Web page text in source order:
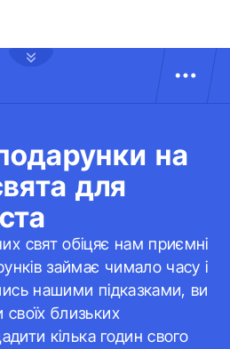
на
для
свят обіцяє нам приємні
займає чимало часу і
нашими підказками, ви
близьких
кілька годин свого